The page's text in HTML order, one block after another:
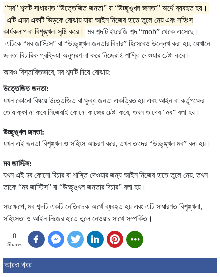
“মব” শব্দটি সাধারণত “উত্তেজিত জনতা” বা “উচ্ছৃঙ্খল জনতা” অর্থে ব্যবহৃত হয়।
এটি এমন একটি ভিড়কে বোঝায় যারা আইন নিজের হাতে তুলে নেয় এবং সহিংস
কার্যকলাপ বা বিশৃঙ্খলা সৃষ্টি করে।
মব শব্দটি ইংরেজি শব্দ “mob” থেকে এসেছে।
এটিকে “মব জাস্টিস” বা “উচ্ছৃঙ্খল জনতার বিচার” হিসেবেও উল্লেখ করা হয়, যেখানে
জনতা বিচারিক প্রক্রিয়া অনুসরণ না করে নিজেরাই শাস্তি দেওয়ার চেষ্টা করে।
আরও বিস্তারিতভাবে, মব শব্দটি দিয়ে বোঝায়:
উত্তেজিত জনতা:
যখন কোনো বিষয়ে উত্তেজিত বা ক্ষুব্ধ জনতা একত্রিত হয় এবং আইন বা কর্তৃপক্ষের
তোয়াক্কা না করে নিজেরাই কোনো কাজের চেষ্টা করে, তখন তাদের “মব” বলা হয়।
উচ্ছৃঙ্খল জনতা:
যখন এই জনতা বিশৃঙ্খল ও সহিংস আচরণ করে, তখন তাদের “উচ্ছৃঙ্খল মব” বলা হয়।
মব জাস্টিস:
যখন এই মব কোনো বিচার বা শাস্তি দেওয়ার জন্য আইন নিজের হাতে তুলে নেয়, তখন
তাকে “মব জাস্টিস” বা “উচ্ছৃঙ্খল জনতার বিচার” বলা হয়।
সংক্ষেপে, মব শব্দটি একটি নেতিবাচক অর্থে ব্যবহৃত হয় এবং এটি সাধারণত বিশৃঙ্খলা,
সহিংসতা ও আইন নিজের হাতে তুলে নেওয়ার সাথে সম্পর্কিত।
0
Shares
আরও খবর